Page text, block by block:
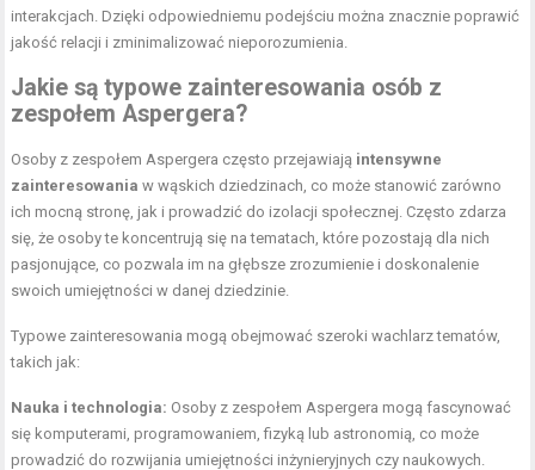
interakcjach. Dzięki odpowiedniemu podejściu można znacznie poprawić
jakość relacji i zminimalizować nieporozumienia.
Jakie są typowe zainteresowania osób z
zespołem Aspergera?
Osoby z zespołem Aspergera często przejawiają intensywne
zainteresowania w wąskich dziedzinach, co może stanowić zarówno
ich mocną stronę, jak i prowadzić do izolacji społecznej. Często zdarza
się, że osoby te koncentrują się na tematach, które pozostają dla nich
pasjonujące, co pozwala im na głębsze zrozumienie i doskonalenie
swoich umiejętności w danej dziedzinie.
Typowe zainteresowania mogą obejmować szeroki wachlarz tematów,
takich jak:
Nauka i technologia: Osoby z zespołem Aspergera mogą fascynować
się komputerami, programowaniem, fizyką lub astronomią, co może
prowadzić do rozwijania umiejętności inżynieryjnych czy naukowych.